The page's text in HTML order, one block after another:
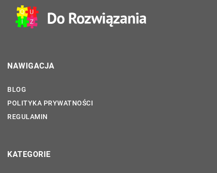
NAWIGACJA
BLOG
POLITYKA PRYWATNOŚCI
REGULAMIN
KATEGORIE